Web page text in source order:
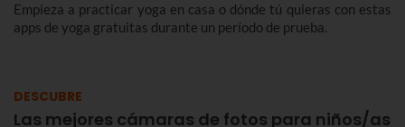
Empieza a practicar yoga en casa o dónde tú quieras con estas
apps de yoga gratuitas durante un período de prueba.
DESCUBRE
Las mejores cámaras de fotos para niños/as